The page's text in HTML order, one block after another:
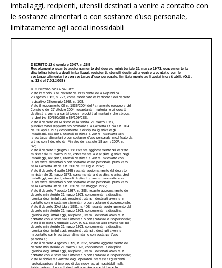
imballaggi, recipienti, utensili destinati a venire a contatto con
le sostanze alimentari o con sostanze d’uso personale,
limitatamente agli acciai inossidabili